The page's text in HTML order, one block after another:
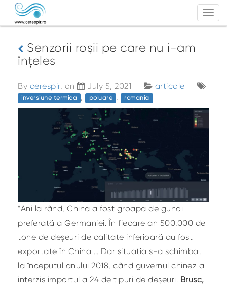
Senzorii roșii pe care nu i-am
înțeles
By cerespir, on July 5, 2021 articole
inversiune termica , poluare , romania
“Ani la rând, China a fost groapa de gunoi
preferată a Germaniei. În fiecare an 500.000 de
tone de deșeuri de calitate inferioară au fost
exportate în China … Dar situația s-a schimbat
la începutul anului 2018, când guvernul chinez a
interzis importul a 24 de tipuri de deșeuri. Brusc,